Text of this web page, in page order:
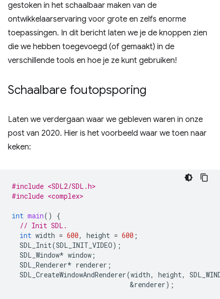
gestoken in het schaalbaar maken van de
ontwikkelaarservaring voor grote en zelfs enorme
toepassingen. In dit bericht laten we je de knoppen zien
die we hebben toegevoegd (of gemaakt) in de
verschillende tools en hoe je ze kunt gebruiken!
Schaalbare foutopsporing
Laten we verdergaan waar we gebleven waren in onze
post van 2020. Hier is het voorbeeld waar we toen naar
keken:
#include <SDL2/SDL.h>
#include <complex>
int main()
{
// Init SDL.
int width = 600, height = 600 ;
SDL_Init(SDL_INIT_VIDEO);
SDL_Window* window ;
SDL_Renderer* renderer ;
SDL_CreateWindowAndRenderer(width, height,
&renderer);